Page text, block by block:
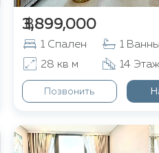
฿ 3,899,000
1 Спален
1
28 кв м
14 Этаж
Позвонить